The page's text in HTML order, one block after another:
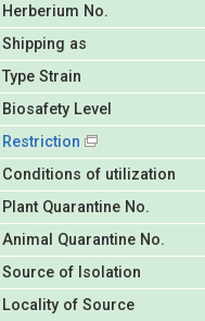
Herberium No.
Shipping as
Type Strain
Biosafety Level
Restriction
Conditions of utilization
Plant Quarantine No.
Animal Quarantine No.
Source of Isolation
Locality of Source